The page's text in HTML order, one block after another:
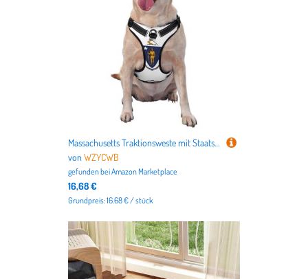
Massachusetts Traktionsweste mit Staatsflagge, klein, bedruckt, ideal für Spaziergänge mit dem Hund, Wandern, tägliche Reisen
vonWZYCWB
gefunden beiAmazon Marketplace
16,68 €
Grundpreis: 16.68 € / stück